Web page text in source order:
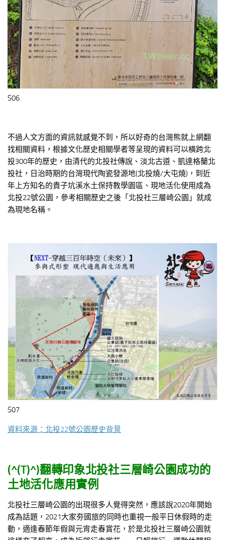
S06
不過人文方面的資訊就感覺不到，所以好奇的台灣熊就上網翻
找相關資料，根據文化歷史相關學者等呈現的資料可以橫跨北
投300年的歷史，由清代的北投社傳說、淡北古道、凱達格蘭北
投社，日治時期的台灣現代陶瓷發源地(北投燒/大屯燒)，到近
年上方知名的貴子坑溪水土保持教學園區、現地活化使用成為
北投22號公園，參考相關歷史之後「北投社三層崎公園」就成
為現地名稱。
S07
資料來源：北投22號公園歷史背景
(^(T)^)翻轉印象北投社三層崎公園成功的
土地活化應用實例
北投社三層崎公園的出現很多人覺得突然，應該說2020年開始
成為話題，2021大家夯國旅的同時也重視一般平日休假時的走
動，適逢春節年假與元宵走春賞花，於是北投社三層崎公園就